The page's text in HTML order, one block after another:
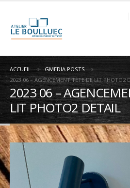
ACCUEIL
GMEDIA POSTS
2023 06 – AGENCEMENT TETE DE LIT PHOTO2
2023 06 –
LIT PHOTO2 DETAIL